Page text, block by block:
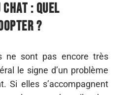
: quel
?
ne sont pas encore très
le signe d’un problème
Si elles s’accompagnent